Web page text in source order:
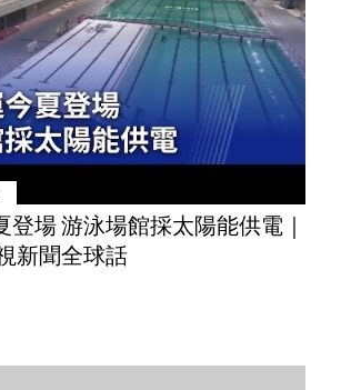
登場 游泳場館採太陽能供電｜
新聞全球話